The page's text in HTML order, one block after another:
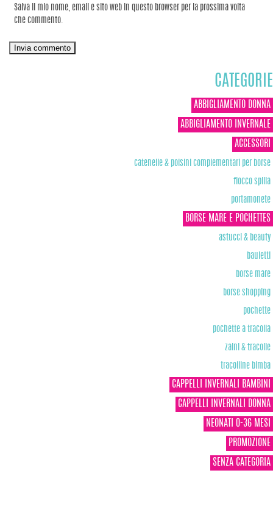
Salva il mio nome, email e sito web in questo browser per la prossima volta
che commento.
CATEGORIE
ABBIGLIAMENTO DONNA
ABBIGLIAMENTO INVERNALE
ACCESSORI
catenelle & polsini complementari per borse
fiocco spilla
portamonete
BORSE MARE E POCHETTES
astucci & beauty
bauletti
borse mare
borse shopping
pochette
pochette a tracolla
zaini & tracolle
tracolline bimba
CAPPELLI INVERNALI BAMBINI
CAPPELLI INVERNALI DONNA
NEONATI 0-36 MESI
PROMOZIONE
SENZA CATEGORIA